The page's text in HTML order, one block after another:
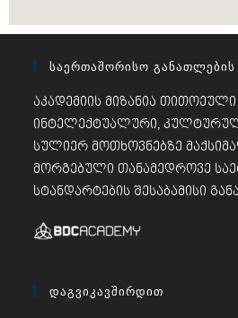
Საერთაშორისო Განათლების
აკადემიის მიზანია
ინტელექტუალური,
სულიერ მოთხოვნებზე
მორგებული თანამედროვე
სტანდარტების შესაბამისი
Დაგვიკავშირდით